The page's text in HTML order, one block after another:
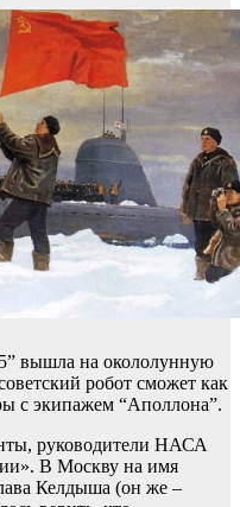
вышла на окололунную
робот сможет как
с экипажем “Аполлона”.
руководители НАСА
В Москву на имя
Келдыша (он же –